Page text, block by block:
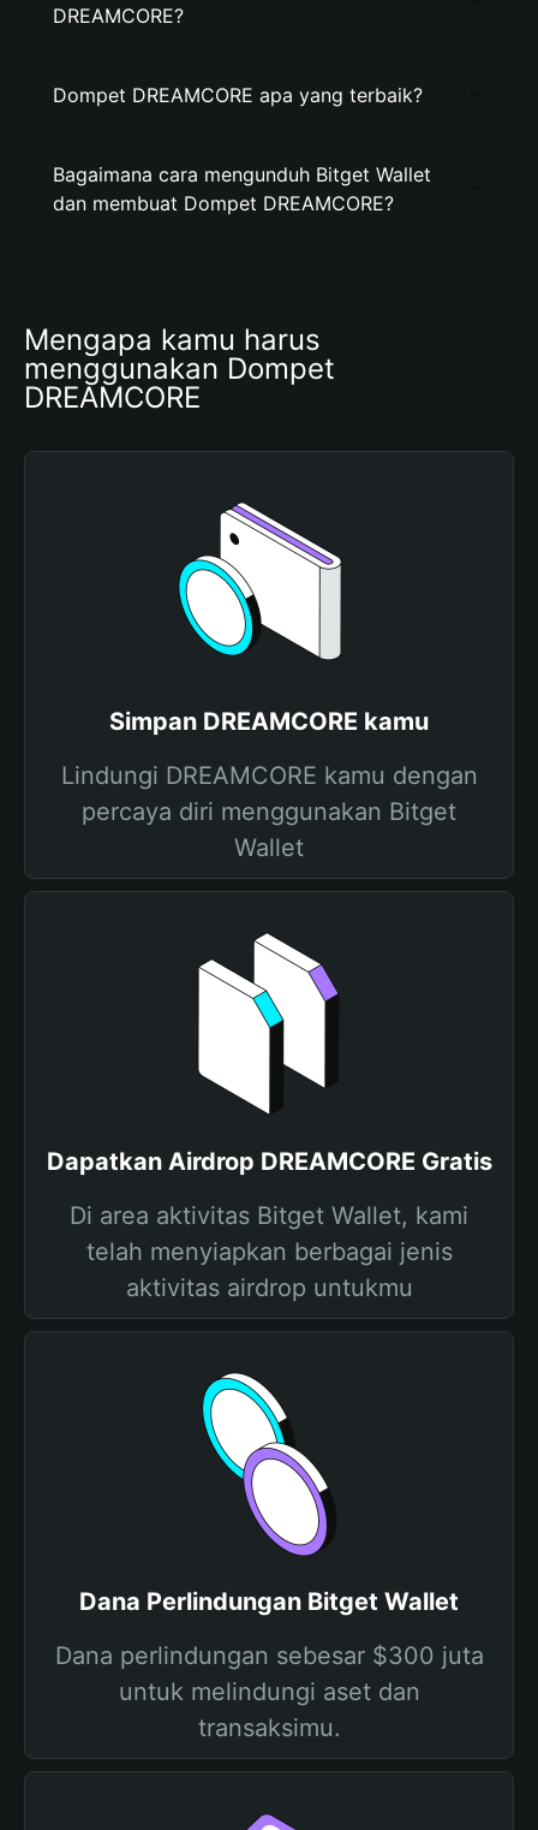
DREAMCORE?
Dompet DREAMCORE apa yang terbaik?
Bagaimana cara mengunduh Bitget Wallet
dan membuat Dompet DREAMCORE?
Mengapa kamu harus
menggunakan Dompet
DREAMCORE
Simpan DREAMCORE kamu
Lindungi DREAMCORE kamu dengan
percaya diri menggunakan Bitget
Wallet
Dapatkan Airdrop DREAMCORE Gratis
Di area aktivitas Bitget Wallet, kami
telah menyiapkan berbagai jenis
aktivitas airdrop untukmu
Dana Perlindungan Bitget Wallet
Dana perlindungan sebesar $300 juta
untuk melindungi aset dan
transaksimu.